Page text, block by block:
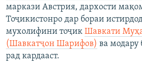
маркази Австрия, дархости
Тоҷикистонро дар бораи
мухолифини тоҷик Шавкати
(Шавкатҷон Шарифов) ва модару
рад кардааст.